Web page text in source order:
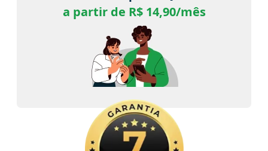
a partir de R$ 14,90/mês